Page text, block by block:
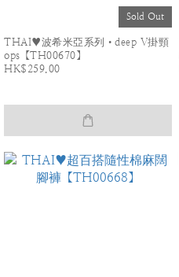
Sold Out
THAI♥波希米亞系列•deep V掛頸
ops【TH00670】
HK$259.00